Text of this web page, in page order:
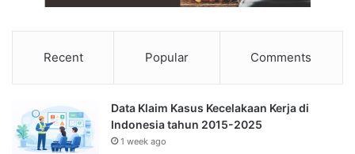
Recent Popular Comments
Data Klaim Kasus Kecelakaan Kerja di
Indonesia tahun 2015-2025
1 week ago